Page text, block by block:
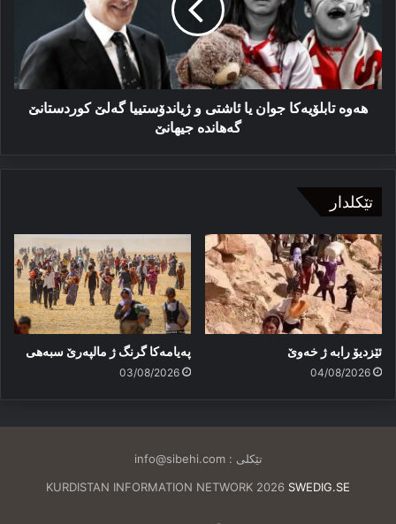
ئاشتی
و
ژیاندۆستییا
گەلێ
کوردستانێ
گەهاندە
جیهانێ
هەوە تابلۆیەکا جوان یا ئاشتی و ژیاندۆستییا گەلێ کوردستانێ
گەهاندە جیهانێ
تێکلدار
ئێزدیۆ رابە ژ خەوێ
04/08/2026
پەیامەكا گرنگ ژ مالپەرێ سبەهی
03/08/2026
تێکلی :info@sibehi.com
KURDISTAN INFORMATION NETWORK 2026 SWEDIG.SE